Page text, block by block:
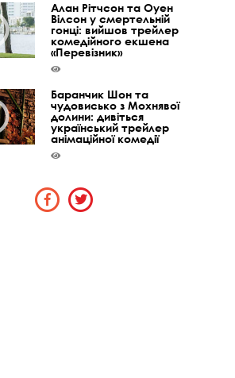
Алан Рітчсон та Оуен
Вілсон у смертельній
гонці: вийшов трейлер
комедійного екшена
«Перевізник»
Баранчик Шон та
чудовисько з Мохнявої
долини: дивіться
український трейлер
анімаційної комедії